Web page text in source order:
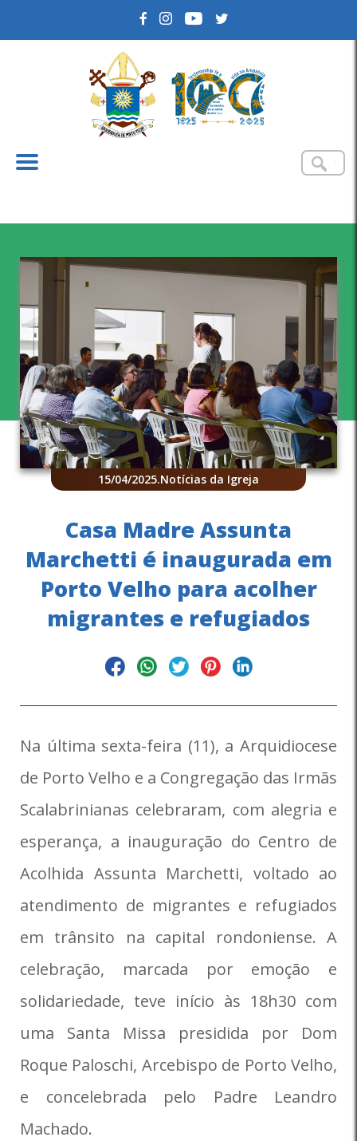
15/04/2025.Notícias da Igreja
Casa Madre Assunta
Marchetti é inaugurada em
Porto Velho para acolher
migrantes e refugiados
Na última sexta-feira (11), a Arquidiocese
de Porto Velho e a Congregação das Irmãs
Scalabrinianas celebraram, com alegria e
esperança, a inauguração do Centro de
Acolhida Assunta Marchetti, voltado ao
atendimento de migrantes e refugiados
em trânsito na capital rondoniense. A
celebração, marcada por emoção e
solidariedade, teve início às 18h30 com
uma Santa Missa presidida por Dom
Roque Paloschi, Arcebispo de Porto Velho,
e concelebrada pelo Padre Leandro
Machado.